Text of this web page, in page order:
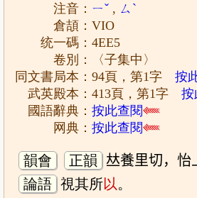
注音： ㄧˇ , ㄙˋ
倉頡：VIO
统一碼：4EE5
卷別：〈子集中〉
同文書局本：94頁，第1字按
武英殿本：413頁，第1字按
國語辭典：按此查閱
网典：按此查閱
韻會 正韻
𠀤養里切，怡
論語 視其所以。